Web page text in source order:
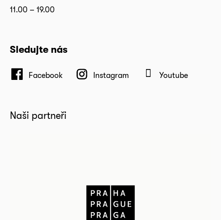
11.00 – 19.00
Sledujte nás
Facebook Instagram Youtube
Naši partneři